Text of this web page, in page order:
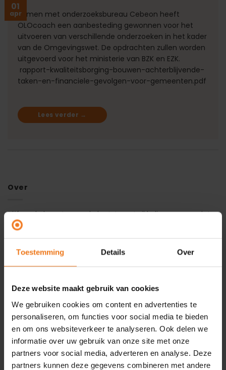
Toestemming Details Over
Deze website maakt gebruik van cookies
We gebruiken cookies om content en advertenties te
personaliseren, om functies voor social media te bieden
en om ons websiteverkeer te analyseren. Ook delen we
informatie over uw gebruik van onze site met onze
partners voor social media, adverteren en analyse. Deze
partners kunnen deze gegevens combineren met andere
01
aprSamen met onderzoeksbureau Cebeon heeft
OLOcoach een aanbesteding gewonnen voor het
uitvoeren van verschillende onderzoeken in het kader
van de Omgevingswet. De opdrachten zullen worden
uitgevoerd voor het ministerie van BZK en EZK.
rapport-kwaliteitsborging-bouwen-achterblijvende-
taken-en-financiele-gevolgen-voor-gemeenten.pdf
Lees verder →
Over
Blijf op de hoogte van de laatste ontwikkelingen en updates
rondom de Omgevingswet. Hier delen we actuele
Omgevingshuis.
14 Hoe de Omgevingswet in 2025 verder vorm kreeg
13
feb
Wet DBA? Zie het als een kans!
03
jul
Na 1 juli 2024 indienen aanvullingen niet meer mogelijk
via Omgevingsloket online (OLO)